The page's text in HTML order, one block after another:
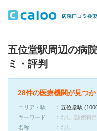
五位堂駅周辺の病
ミ・評判
28件の医療機関が見つ
エリア・駅
五位堂駅
キーワード
なし (診療科
名称
なし